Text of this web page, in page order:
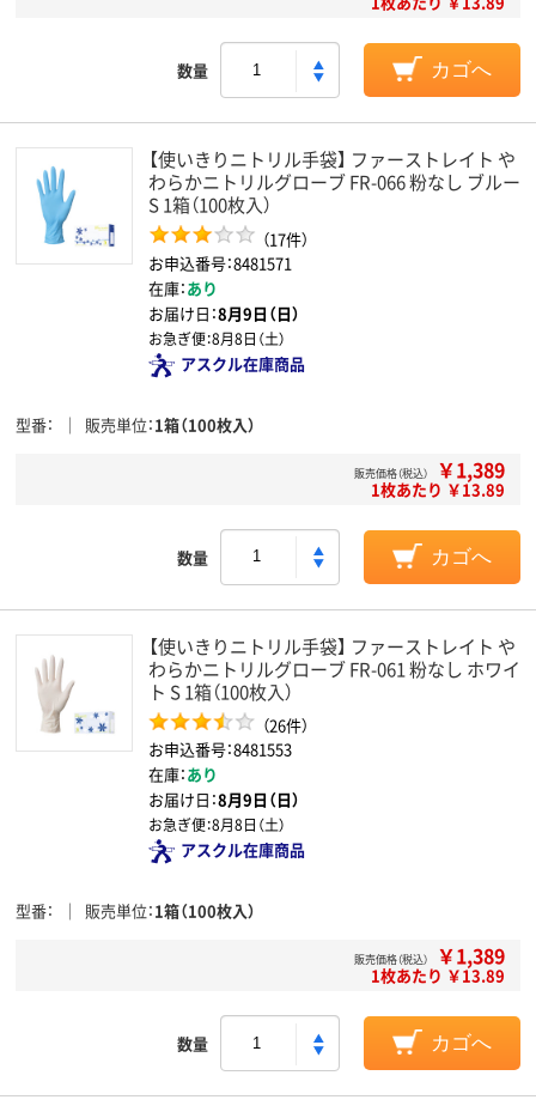
数量 カゴへ
【使いきりニトリル手袋】 ファーストレイト や
わらかニトリルグローブ FR-066 粉なし ブルー
S 1箱（100枚入）
（17件）
お申込番号：8481571
在庫：あり
お届け日：8月9日（日）
お急ぎ便：8月8日（土）
アスクル在庫商品
型番 販売単位 1箱（100枚入）
販売価格（税込） ￥1,389
1枚あたり ￥13.89
数量 カゴへ
【使いきりニトリル手袋】 ファーストレイト や
わらかニトリルグローブ FR-061 粉なし ホワイ
ト S 1箱（100枚入）
（26件）
お申込番号：8481553
在庫：あり
お届け日：8月9日（日）
お急ぎ便：8月8日（土）
アスクル在庫商品
型番 販売単位 1箱（100枚入）
販売価格（税込） ￥1,389
1枚あたり ￥13.89
数量 カゴへ